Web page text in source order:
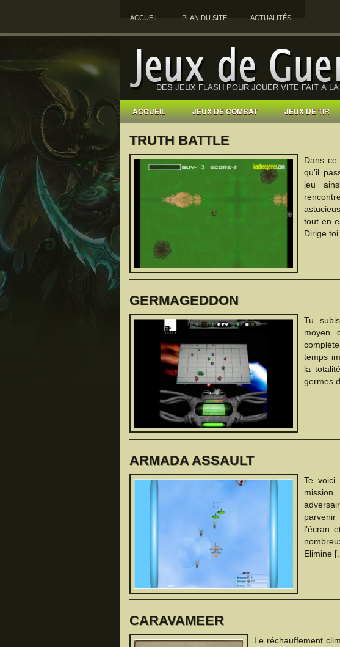
ACCUEIL PLAN DU SITE ACTUALITÉS
ACCUEIL JEUX DE COMBAT JEUX DE TIR
TRUTH BATTLE
Dans
qu’il
jeu
tout en
Dirige toi
GERMAGEDDON
Tu
moyen
temps
la
germes
ARMADA ASSAULT
Te voici
parvenir
l’écran
Elimine
CARAVAMEER
Le réchauffement